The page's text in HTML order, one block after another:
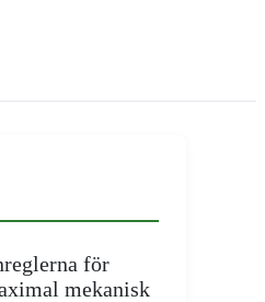
för
mekanisk